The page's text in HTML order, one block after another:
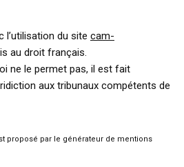
l’utilisation du site cam-
au droit français.
ne le permet pas, il est fait
aux tribunaux compétents de
proposé par le générateur de mentions